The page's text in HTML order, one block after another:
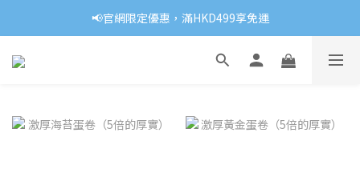
📢官網限定優惠，滿HKD499享免運